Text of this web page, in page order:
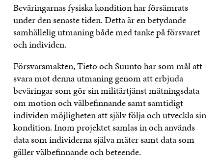
Beväringarnas fysiska kondition har försämrats
under den senaste tiden. Detta är en betydande
samhällelig utmaning både med tanke på försvaret
och individen.
Försvarsmakten, Tieto och Suunto har som mål att
svara mot denna utmaning genom att erbjuda
beväringar som gör sin militärtjänst mätningsdata
om motion och välbefinnande samt samtidigt
individen möjligheten att själv följa och utveckla sin
kondition. Inom projektet samlas in och används
data som individerna själva mäter samt data som
gäller välbefinnande och beteende.